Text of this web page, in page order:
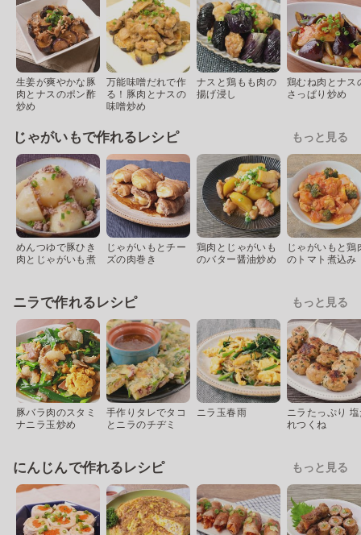
生姜が爽やかな豚
肉とナスのポン酢
炒め
万能味噌だれで作
る！豚肉とナスの
味噌炒め
ナスと鶏もも肉の
揚げ浸し
鶏むね肉とナス
さっぱり炒め
じゃがいもで作れるレシピ もっと見る
めんつゆで豚ひき
肉とじゃがいも煮
じゃがいもとチー
ズの肉巻き
鶏肉とじゃがいも
のバター醤油炒め
じゃがいもと鶏
のトマト煮込み
ニラで作れるレシピ もっと見る
豚バラ肉のスタミ
ナニラ玉炒め
手作りタレでタコ
とニラのチヂミ
ニラ玉春雨
ニラたっぷり
れつくね
にんじんで作れるレシピ もっと見る